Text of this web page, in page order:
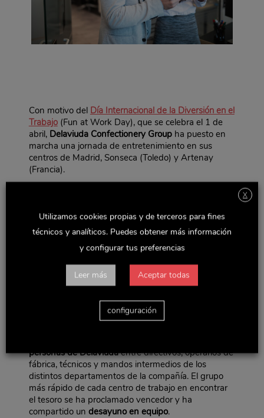
Con motivo del Día Internacional de la Diversión en el
Trabajo(Fun at Work Day), que se celebra el 1 de
abril, Delaviuda Confectionery Groupha puesto en
marcha una jornada de entretenimiento en sus
centros de Madrid, Sonseca (Toledo) y Artenay
(Francia).
importancia del humor, el compañerismo y el trabajo
en equipo como base para crear un buen clima
laboral.
Este año, para festejar el Día de la Diversión en el
Trabajo, se ha llevado a cabo durante la jornada del
viernes 6 de abril una
yincana en cada uno de los
tres centros de trabajo
del Grupo(Artenay, Madrid y
Sonseca), siendo una actividad de carácter
voluntario y por grupos, que ha consistido en la
búsqueda de un “tesoro” oculto por las instalaciones.
personas de Delaviudaentre directivos, operarios de
fábrica, técnicos y mandos intermedios de los
distintos departamentos de la compañía. El grupo
más rápido de cada centro de trabajo en encontrar
el tesoro se ha proclamado vencedor y ha
compartido un desayuno en equipo.
X
Utilizamos cookies propias y de terceros para fines
técnicos y analíticos. Puedes obtener más información
y configurar tus preferencias
Leer más Aceptar todas
configuración